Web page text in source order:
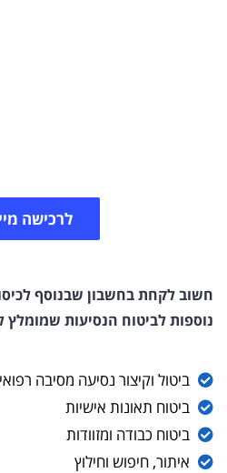
לרכישה
חשוב לקחת בחשבון שבנוסף
נוספות לביטוח הנסיעות שמומלץ
ביטול וקיצור נסיעה מסיבה
ביטוח תאונות אישיות
ביטוח כבודה ומזוודות
איתור, חיפוש וחילוץ